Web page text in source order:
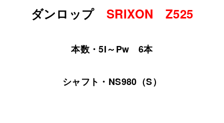
ダンロップ SRIXON Z525
本数・5I～Pw 6本
シャフト・NS980（S）